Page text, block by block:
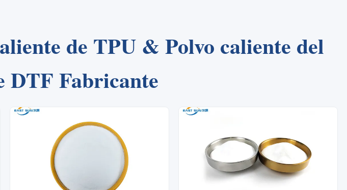
de TPU & Polvo caliente del
DTF Fabricante